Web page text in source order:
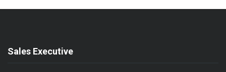
Sales Executive